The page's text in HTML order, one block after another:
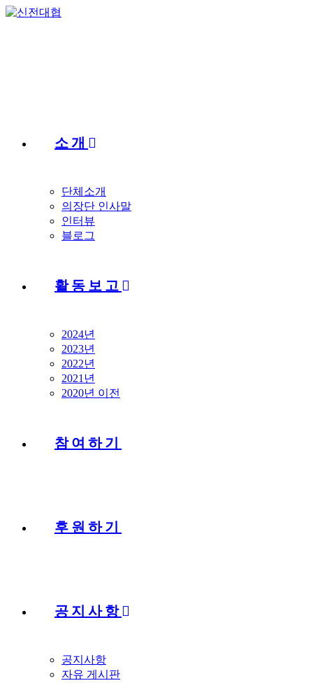
Skip
소개
단체소개
의장단 인사말
인터뷰
블로그
활동보고
2024년
2023년
2022년
2021년
2020년 이전
참여하기
후원하기
공지사항
공지사항
자유 게시판